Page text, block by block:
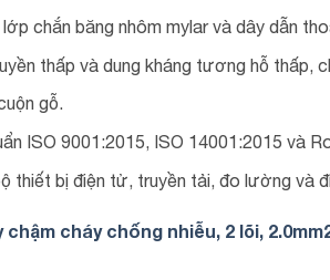
chắn băng nhôm mylar và dây dẫn
thấp và dung kháng tương hỗ thấp,
gỗ.
ISO 9001:2015, ISO 14001:2015 và
thiết bị điện tử, truyền tải, đo lường và
cháy chống nhiễu, 2 lõi,